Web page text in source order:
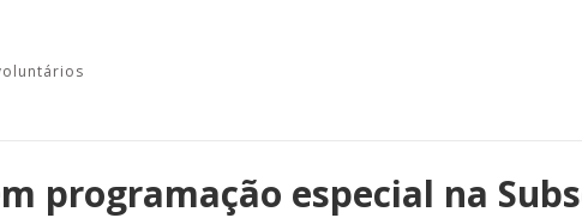
programação especial na